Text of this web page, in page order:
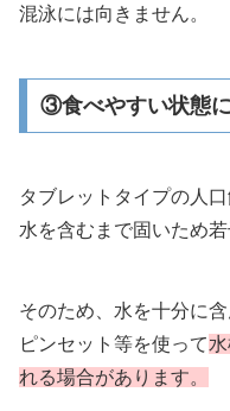
混泳には向きません。
③食べやすい状態
タブレットタイプの人
水を含むまで固いため
そのため、水を十分に
ピンセット等を使って
れる場合があります。